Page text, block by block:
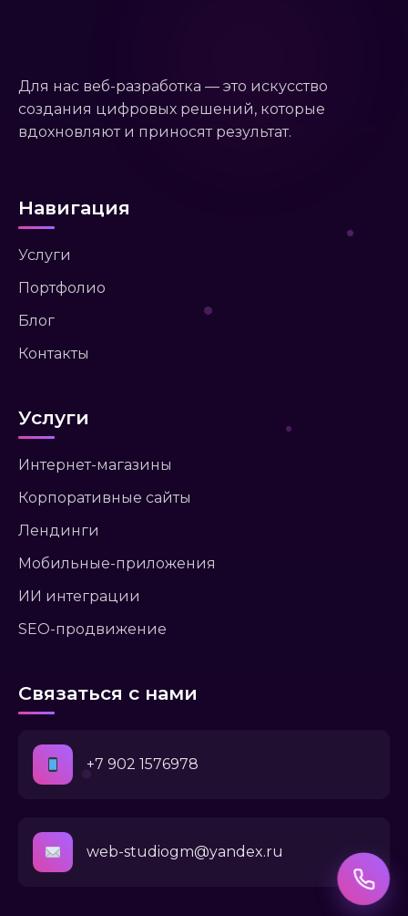
Для нас веб-разработка — это искусство
создания цифровых решений, которые
вдохновляют и приносят результат.
Навигация
Услуги
Портфолио
Блог
Контакты
Услуги
Интернет-магазины
Корпоративные сайты
Лендинги
Мобильные-приложения
ИИ интеграции
SEO-продвижение
Связаться с нами
+7 902 1576978
web-studiogm@yandex.ru